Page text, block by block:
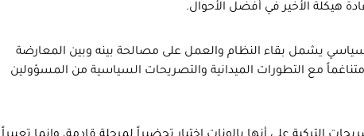
هيكلة الأخير في أفضل الأحوال.
يشمل بقاء النظام والعمل على مصالحة بينه وبين المعارضة
مع التطورات الميدانية والتصريحات السياسية من المسؤولين